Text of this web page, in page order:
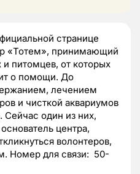
странице
«Тотем», принимающий
питомцев, от которых
о помощи. До
лечением
и чисткой аквариумов
Сейчас один из них,
центра,
волонтеров,
Номер для связи: 50-